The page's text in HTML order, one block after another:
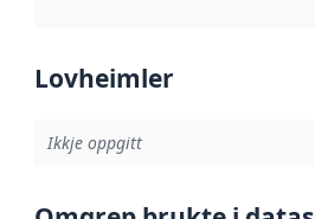
Lovheimler
Ikkje oppgitt